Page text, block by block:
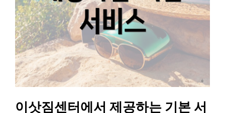
이삿짐센터에서 제공하는 기본 서